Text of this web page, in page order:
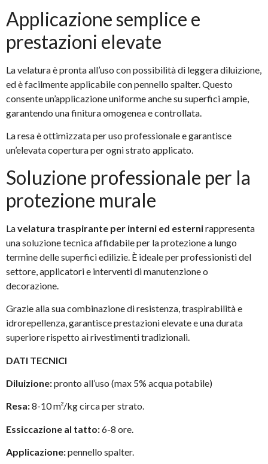
Applicazione semplice e
prestazioni elevate
La velatura è pronta all’uso con possibilità di leggera diluizione,
ed è facilmente applicabile con pennello spalter. Questo
consente un’applicazione uniforme anche su superfici ampie,
garantendo una finitura omogenea e controllata.
La resa è ottimizzata per uso professionale e garantisce
un’elevata copertura per ogni strato applicato.
Soluzione professionale per la
protezione murale
Lavelatura traspirante per interni ed esternirappresenta
una soluzione tecnica affidabile per la protezione a lungo
termine delle superfici edilizie. È ideale per professionisti del
settore, applicatori e interventi di manutenzione o
decorazione.
Grazie alla sua combinazione di resistenza, traspirabilità e
idrorepellenza, garantisce prestazioni elevate e una durata
superiore rispetto ai rivestimenti tradizionali.
DATI TECNICI
Diluizione:pronto all’uso (max 5% acqua potabile)
Resa:8-10 m²/kg circa per strato.
Essiccazione al tatto:6-8 ore.
Applicazione:pennello spalter.